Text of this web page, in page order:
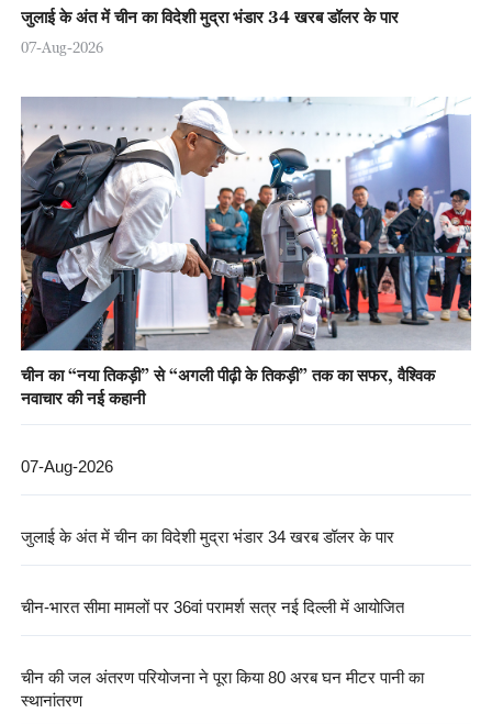
जुलाई के अंत में चीन का विदेशी मुद्रा भंडार 34 खरब डॉलर के पार
07-Aug-2026
चीन का “नया तिकड़ी” से “अगली पीढ़ी के तिकड़ी” तक का सफर, वैश्विक
नवाचार की नई कहानी
07-Aug-2026
जुलाई के अंत में चीन का विदेशी मुद्रा भंडार 34 खरब डॉलर के पार
चीन-भारत सीमा मामलों पर 36वां परामर्श सत्र नई दिल्ली में आयोजित
चीन की जल अंतरण परियोजना ने पूरा किया 80 अरब घन मीटर पानी का
स्थानांतरण